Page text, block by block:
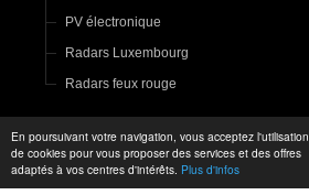
En poursuivant votre navigation, vous acceptez l'utilisation
de cookies pour vous proposer des services et des offres
adaptés à vos centres d'intérêts. Plus d'infos
PV électronique
Radars Luxembourg
Radars feux rouge
2015-2016 ©Le Monde d'Aza